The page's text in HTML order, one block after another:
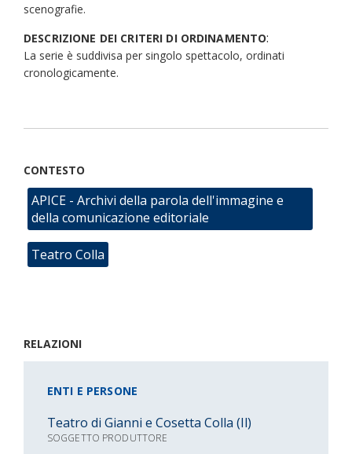
scenografie.
DESCRIZIONE DEI CRITERI DI ORDINAMENTO:
La serie è suddivisa per singolo spettacolo, ordinati
cronologicamente.
CONTESTO
APICE - Archivi della parola dell'immagine e
della comunicazione editoriale
Teatro Colla
RELAZIONI
ENTI E PERSONE
Teatro di Gianni e Cosetta Colla (Il)
SOGGETTO PRODUTTORE